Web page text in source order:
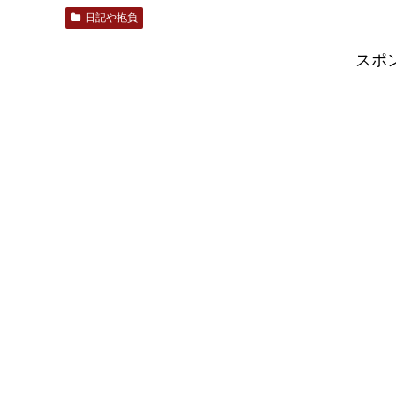
日記や抱負
スポ